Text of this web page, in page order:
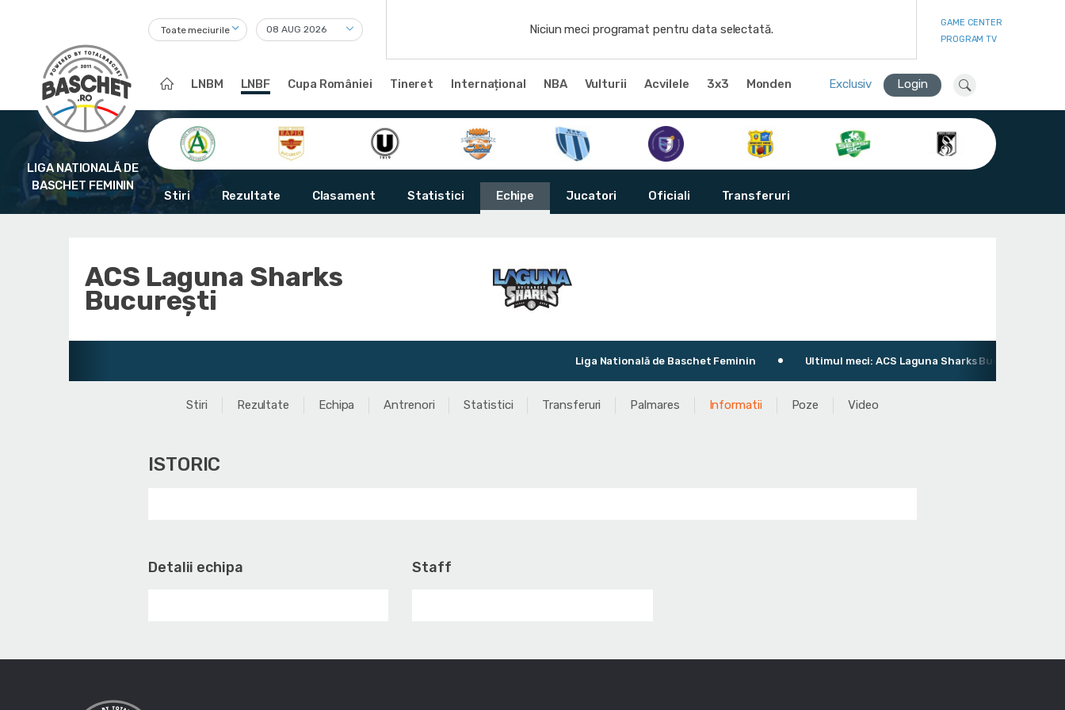
Toate meciurile Niciun meci programat pentru data selectată.
GAME CENTER
PROGRAM TV
LNBM LNBF Cupa României Tineret Internațional NBA Vulturii Acvilele 3x3 Monden Exclusiv Login
LIGA NATIONALĂ DE
BASCHET FEMININ
Stiri Rezultate Clasament Statistici Echipe Jucatori Oficiali Transferuri
ACS Laguna Sharks
București
Liga Natională de Baschet Feminin Ultimul meci: ACS Laguna Sharks București 63 - 70 CSM
Stiri Rezultate Echipa Antrenori Statistici Transferuri Palmares Informatii Poze Video
ISTORIC
Detalii echipa Staff